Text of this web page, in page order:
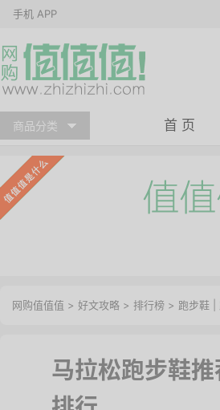
手机 APP
商品分类 首 页
网购值值值 > 好文攻略 > 排行榜 > 跑步鞋
马拉松跑步鞋